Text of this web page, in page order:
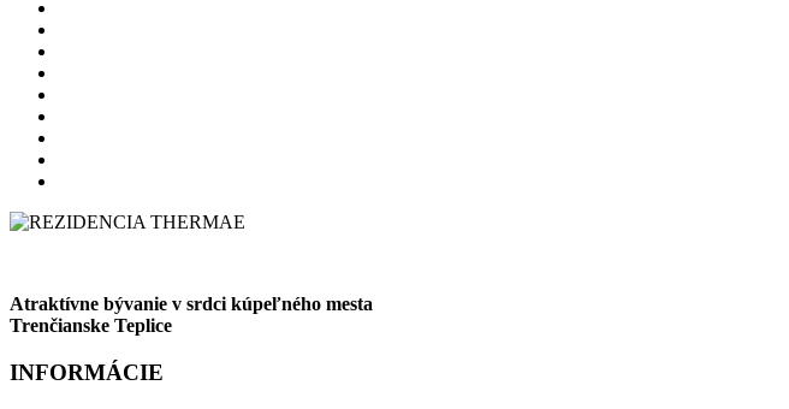
Atraktívne bývanie v srdci kúpeľného mesta
Trenčianske Teplice
INFORMÁCIE